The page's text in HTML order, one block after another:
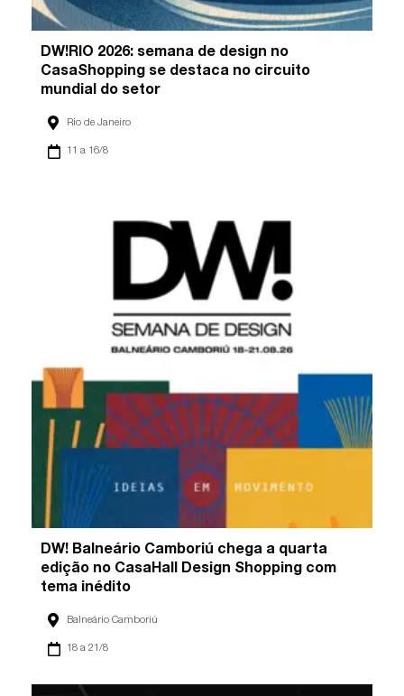
DW!RIO 2026: semana de design no
CasaShopping se destaca no circuito
mundial do setor
Rio de Janeiro
11 a 16/8
DW! Balneário Camboriú chega a quarta
edição no CasaHall Design Shopping com
tema inédito
Balneário Camboriú
18 a 21/8